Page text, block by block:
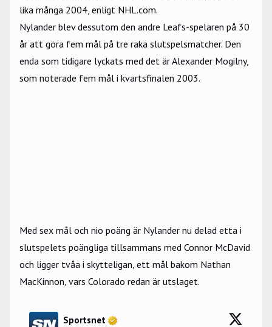
lika många 2004, enligt NHL.com.
Nylander blev dessutom den andre Leafs-spelaren på 30
år att göra fem mål på tre raka slutspelsmatcher. Den
enda som tidigare lyckats med det är Alexander Mogilny,
som noterade fem mål i kvartsfinalen 2003.
Med sex mål och nio poäng är Nylander nu delad etta i
slutspelets poängliga tillsammans med Connor McDavid
och ligger tvåa i skytteligan, ett mål bakom Nathan
MacKinnon, vars Colorado redan är utslaget.
Sportsnet